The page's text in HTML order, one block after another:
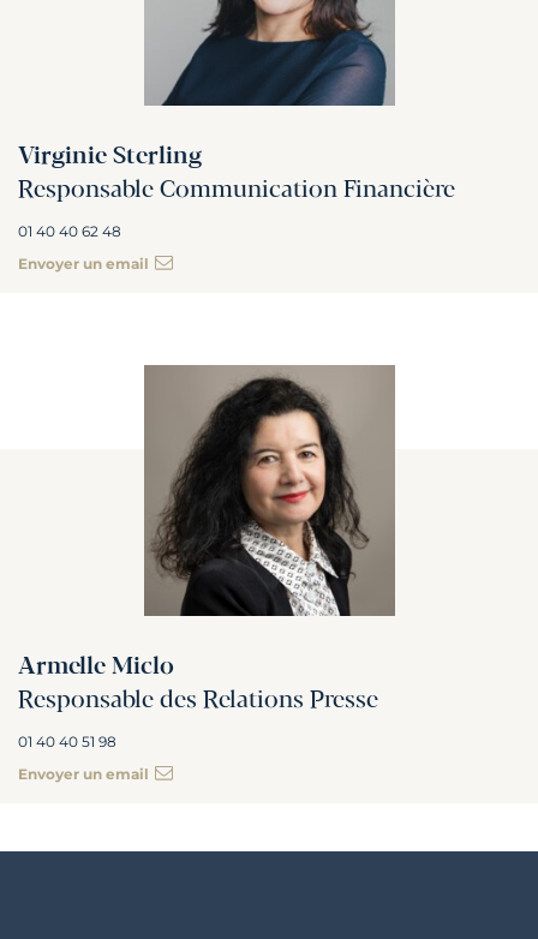
Virginie Sterling
Responsable Communication Financière
01 40 40 62 48
Envoyer un email
Armelle Miclo
Responsable des Relations Presse
01 40 40 51 98
Envoyer un email